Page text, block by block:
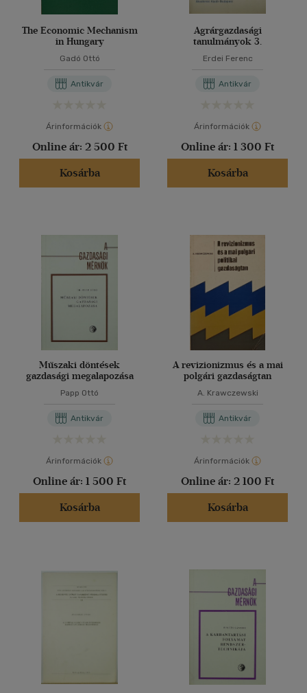
The Economic Mechanism
in Hungary
Gadó Ottó
Antikvár
Árinformációk
Online ár: 2 500 Ft
Kosárba
Agrárgazdasági
tanulmányok 3.
Erdei Ferenc
Antikvár
Árinformációk
Online ár: 1 300 Ft
Kosárba
Műszaki döntések
gazdasági megalapozása
Papp Ottó
Antikvár
Árinformációk
Online ár: 1 500 Ft
Kosárba
A revizionizmus és a mai
polgári gazdaságtan
A. Krawczewski
Antikvár
Árinformációk
Online ár: 2 100 Ft
Kosárba